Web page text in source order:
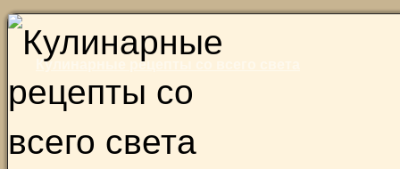
Кулинарные рецепты со всего света
Skip
content